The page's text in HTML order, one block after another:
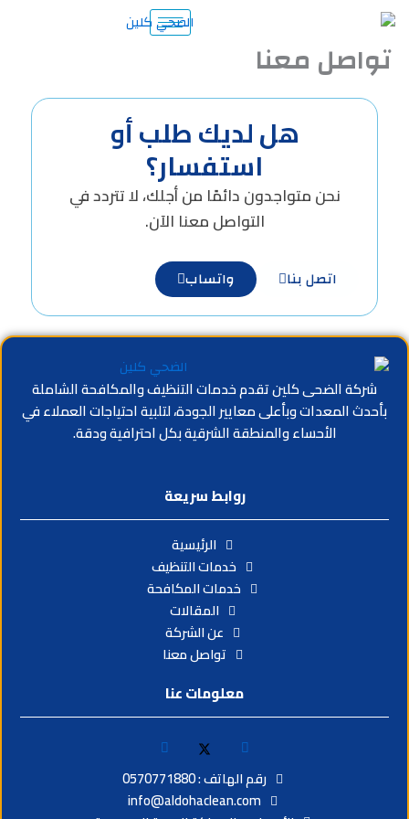
معنا
هل لديك طلب أو
استفسار؟
نحن متواجدون دائمًا من أجلك، لا تتردد في
التواصل معنا الآن.
واتساب
كلين تقدم خدمات التنظيف والمكافحة الشاملة
وبأعلى معايير الجودة، لتلبية احتياجات العملاء في
الأحساء والمنطقة الشرقية بكل احترافية ودقة.
روابط سريعة
خدمات التنظيف
خدمات المكافحة
عن الشركة
تواصل معنا
معلومات عنا
رقم الهاتف : 0570771880
info@aldohaclean.com